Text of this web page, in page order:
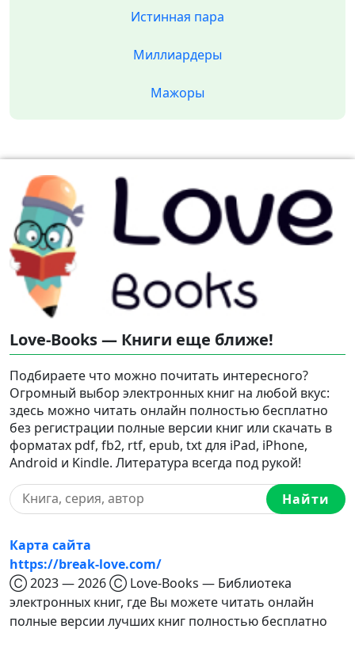
Истинная пара
Миллиардеры
Мажоры
Love-Books — Книги еще ближе!
Подбираете что можно почитать интересного?
Огромный выбор электронных книг на любой вкус:
здесь можно читать онлайн полностью бесплатно
без регистрации полные версии книг или скачать в
форматах pdf, fb2, rtf, epub, txt для iPad, iPhone,
Android и Kindle. Литература всегда под рукой!
Найти
Карта сайта
https://break-love.com/
Ⓒ 2023 — 2026 Ⓒ Love-Books — Библиотека
электронных книг, где Вы можете читать онлайн
полные версии лучших книг полностью бесплатно